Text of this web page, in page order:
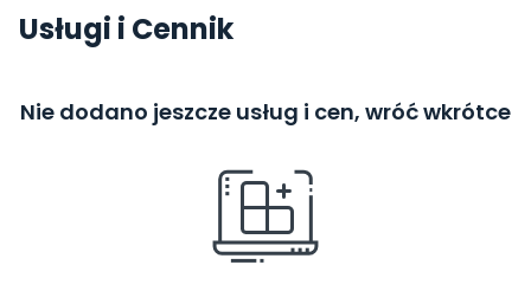
Usługi i Cennik
Nie dodano jeszcze usług i cen, wróć wkrótce